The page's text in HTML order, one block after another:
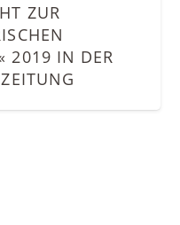
ZUR
K
IN DER M